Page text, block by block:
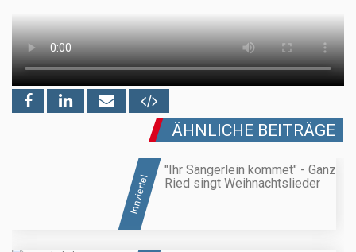
ÄHNLICHE BEITRÄGE
Innviertel
"Ihr Sängerlein kommet" - Ganz
Ried singt Weihnachtslieder